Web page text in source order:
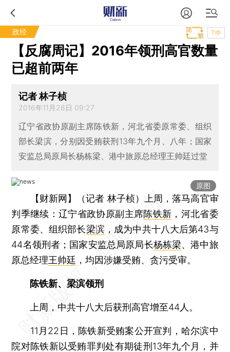
政经 T中
【反腐周记】2016年领刑高官数量
已超前两年
记者 林子桢
2016年11月28日 09:27
辽宁省政协原副主席陈铁新，河北省委原常委、组织
部长梁滨，分别因受贿获刑13年九个月、八年；国家
安监总局原局长杨栋梁、港中旅原总经理王帅廷过堂
原图
【财新网】（记者 林子桢）
上周，落马高官审
判季继续：辽宁省政协原副主席陈铁新 ，河北省委
原常委、组织部长梁滨，成为中共十八大后第43与
44名领刑者；国家安监总局原局长杨栋梁、港中旅
原总经理王帅廷 ，均因涉嫌受贿、贪污受审。
陈铁新、梁滨领刑
上周，中共十八大后获刑高官增至44人。
11月22日，陈铁新受贿案公开宣判，哈尔滨中
院对陈铁新以受贿罪判处有期徒刑13年九个月，并